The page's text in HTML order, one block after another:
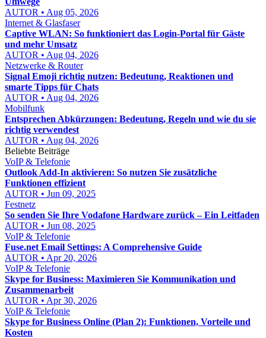
AUTOR • Aug 05, 2026
Internet & Glasfaser
Captive WLAN: So funktioniert das Login-Portal für Gäste
und mehr Umsatz
AUTOR • Aug 04, 2026
Netzwerke & Router
Signal Emoji richtig nutzen: Bedeutung, Reaktionen und
smarte Tipps für Chats
AUTOR • Aug 04, 2026
Mobilfunk
Entsprechen Abkürzungen: Bedeutung, Regeln und wie du sie
richtig verwendest
AUTOR • Aug 04, 2026
Beliebte Beiträge
VoIP & Telefonie
Outlook Add-In aktivieren: So nutzen Sie zusätzliche
Funktionen effizient
AUTOR • Jun 09, 2025
Festnetz
So senden Sie Ihre Vodafone Hardware zurück – Ein Leitfaden
AUTOR • Jun 08, 2025
VoIP & Telefonie
Fuse.net Email Settings: A Comprehensive Guide
AUTOR • Apr 20, 2026
VoIP & Telefonie
Skype for Business: Maximieren Sie Kommunikation und
Zusammenarbeit
AUTOR • Apr 30, 2026
VoIP & Telefonie
Skype for Business Online (Plan 2): Funktionen, Vorteile und
Kosten